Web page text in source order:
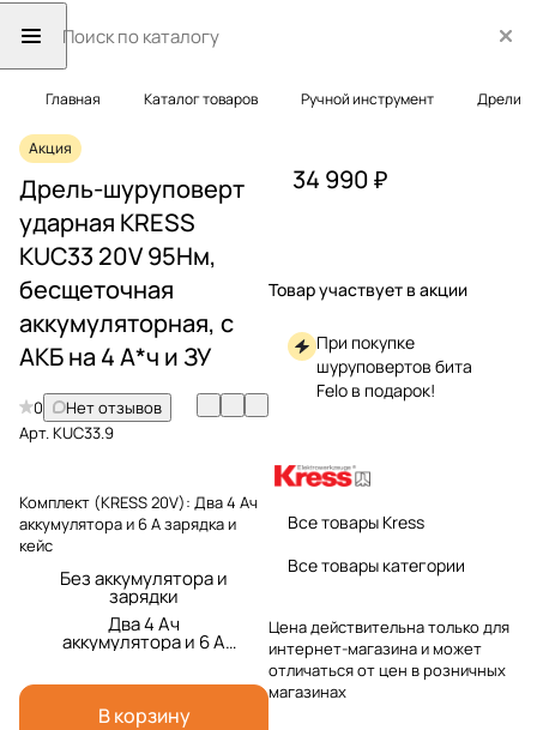
Главная Каталог товаров Ручной инструмент Дрели
Акция
Дрель-шуруповерт
ударная KRESS
KUC33 20V 95Нм,
бесщеточная
аккумуляторная, с
АКБ на 4 А*ч и ЗУ
0
Нет отзывов
Арт.KUC33.9
Комплект (KRESS 20V): Два 4 Ач
аккумулятора и 6 А зарядка и
кейс
Без аккумулятора и
зарядки
Два 4 Ач
аккумулятора и 6 А
зарядка и кейс
В корзину
34 990 ₽
Товар участвует в акции
При покупке
шуруповертов бита
Felo в подарок!
Все товары Kress
Все товары категории
Цена действительна только для
интернет-магазина и может
отличаться от цен в розничных
магазинах